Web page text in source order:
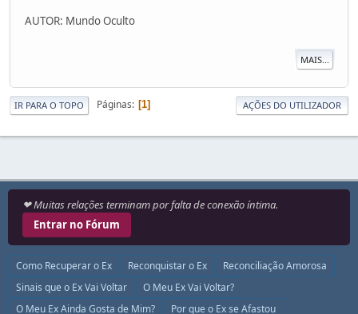
AUTOR: Mundo Oculto
MAIS...
IR PARA O TOPO Páginas 1 AÇÕES DO UTILIZADOR
❤ Muitas relações terminam por falta de conexão íntima.
Entrar no Fórum
Como Recuperar o Ex Reconquistar o Ex
Reconciliação Amorosa
Sinais que o Ex Vai Voltar
O Meu Ex Vai Voltar?
O Meu Ex Ainda Gosta de Mim?
Por que o Ex se Afastou